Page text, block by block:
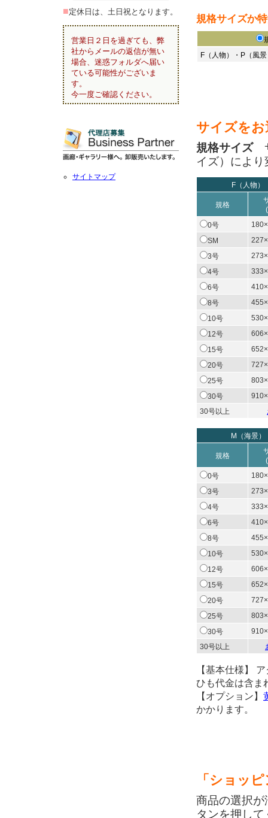
規格サイズか
F（人物）・P（風
サイズを
規格サイズサ
イズ）によ
F（人物）
規格
0号
SM
3号
4号
6号
8号
10号
12号
15号
20号
25号
30号
30号以上
M（海景）
規格
0号
3号
4号
6号
8号
10号
12号
15号
20号
25号
30号
30号以上
【基本仕様】
ひも代金は含ま
【オプション】
かかります。
「ショッ
商品の選択
タンを押し
■定休日は、土日祝となります。
営業日２日を過ぎても、弊
社からメールの返信が無い
場合、迷惑フォルダへ届い
ている可能性がございま
す。
今一度ご確認ください。
サイトマップ